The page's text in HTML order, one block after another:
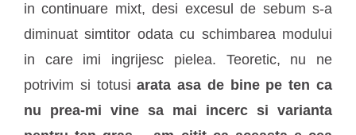
in continuare mixt, desi excesul de sebum s-a
diminuat simtitor odata cu schimbarea modului
in care imi ingrijesc pielea. Teoretic, nu ne
potrivim si totusiarata asa de bine pe ten ca
nu prea-mi vine sa mai incerc si varianta